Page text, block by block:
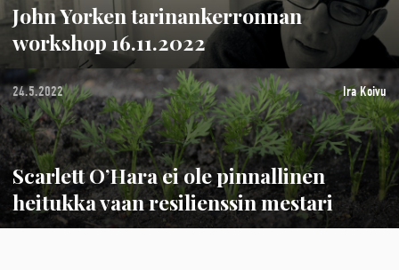
John Yorken tarinankerronnan
workshop 16.11.2022
24.5.2022 Ira Koivu
Scarlett O’Hara ei ole pinnallinen
heitukka vaan resilienssin mestari